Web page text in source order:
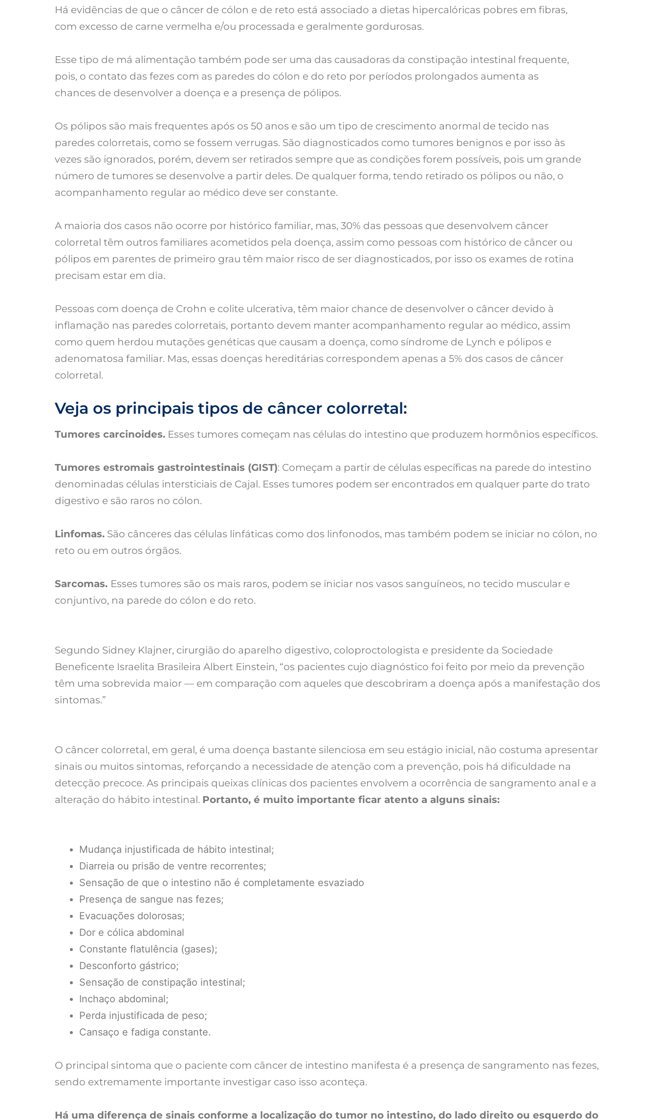
Há evidências de que o câncer de cólon e de reto está associado a dietas hipercalóricas pobres em fibras,
com excesso de carne vermelha e/ou processada e geralmente gordurosas.
Esse tipo de má alimentação também pode ser uma das causadoras da constipação intestinal frequente,
pois, o contato das fezes com as paredes do cólon e do reto por períodos prolongados aumenta as
chances de desenvolver a doença e a presença de pólipos.
Os pólipos são mais frequentes após os 50 anos e são um tipo de crescimento anormal de tecido nas
paredes colorretais, como se fossem verrugas. São diagnosticados como tumores benignos e por isso às
vezes são ignorados, porém, devem ser retirados sempre que as condições forem possíveis, pois um grande
número de tumores se desenvolve a partir deles. De qualquer forma, tendo retirado os pólipos ou não, o
acompanhamento regular ao médico deve ser constante.
A maioria dos casos não ocorre por histórico familiar, mas, 30% das pessoas que desenvolvem câncer
colorretal têm outros familiares acometidos pela doença, assim como pessoas com histórico de câncer ou
pólipos em parentes de primeiro grau têm maior risco de ser diagnosticados, por isso os exames de rotina
precisam estar em dia.
Pessoas com doença de Crohn e colite ulcerativa, têm maior chance de desenvolver o câncer devido à
inflamação nas paredes colorretais, portanto devem manter acompanhamento regular ao médico, assim
como quem herdou mutações genéticas que causam a doença, como síndrome de Lynch e pólipos e
adenomatosa familiar. Mas, essas doenças hereditárias correspondem apenas a 5% dos casos de câncer
colorretal.
Veja os principais tipos de câncer colorretal:
Tumores carcinoides. Esses tumores começam nas células do intestino que produzem hormônios específicos.
Tumores estromais gastrointestinais (GIST): Começam a partir de células específicas na parede do intestino
denominadas células intersticiais de Cajal. Esses tumores podem ser encontrados em qualquer parte do trato
digestivo e são raros no cólon.
Linfomas. São cânceres das células linfáticas como dos linfonodos, mas também podem se iniciar no cólon, no
reto ou em outros órgãos.
Sarcomas. Esses tumores são os mais raros, podem se iniciar nos vasos sanguíneos, no tecido muscular e
conjuntivo, na parede do cólon e do reto.
Segundo Sidney Klajner, cirurgião do aparelho digestivo, coloproctologista e presidente da Sociedade
Beneficente Israelita Brasileira Albert Einstein, “os pacientes cujo diagnóstico foi feito por meio da prevenção
têm uma sobrevida maior — em comparação com aqueles que descobriram a doença após a manifestação dos
sintomas.”
O câncer colorretal, em geral, é uma doença bastante silenciosa em seu estágio inicial, não costuma apresentar
sinais ou muitos sintomas, reforçando a necessidade de atenção com a prevenção, pois há dificuldade na
detecção precoce. As principais queixas clínicas dos pacientes envolvem a ocorrência de sangramento anal e a
alteração do hábito intestinal. Portanto, é muito importante ficar atento a alguns sinais:
Mudança injustificada de hábito intestinal;
Diarreia ou prisão de ventre recorrentes;
Sensação de que o intestino não é completamente esvaziado
Presença de sangue nas fezes;
Evacuações dolorosas;
Dor e cólica abdominal
Constante flatulência (gases);
Desconforto gástrico;
Sensação de constipação intestinal;
Inchaço abdominal;
Perda injustificada de peso;
Cansaço e fadiga constante.
O principal sintoma que o paciente com câncer de intestino manifesta é a presença de sangramento nas fezes,
sendo extremamente importante investigar caso isso aconteça.
Há uma diferença de sinais conforme a localização do tumor no intestino, do lado direito ou esquerdo do